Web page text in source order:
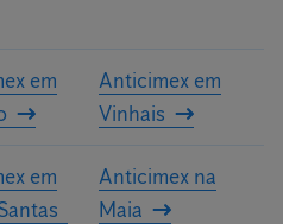
em
Anticimex em
Vinhais
em
Anticimex na
Maia